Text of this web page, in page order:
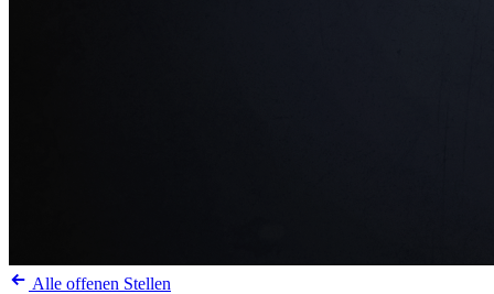
Alle offenen Stellen